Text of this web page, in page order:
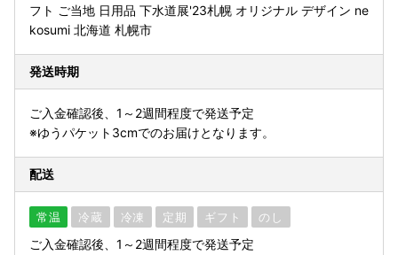
フト ご当地 日用品 下水道展'23札幌 オリジナル デザイン ne
kosumi 北海道 札幌市
発送時期
ご入金確認後、1～2週間程度で発送予定
※ゆうパケット3cmでのお届けとなります。
配送
常温 冷蔵 冷凍 定期 ギフト のし
ご入金確認後、1～2週間程度で発送予定